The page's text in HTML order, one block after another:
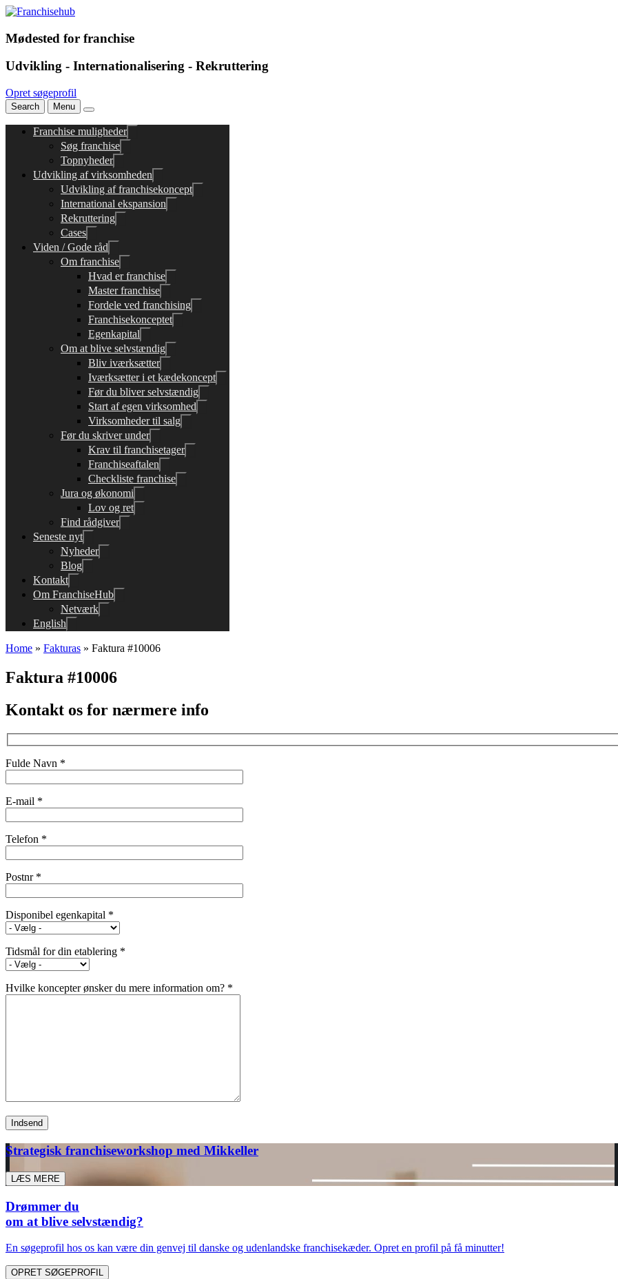
Mødested for franchise
Udvikling - Internationalisering - Rekruttering
Opret søgeprofil
Search Menu
Franchise muligheder
Søg franchise
Topnyheder
Udvikling af virksomheden
Udvikling af franchisekoncept
International ekspansion
Rekruttering
Cases
Viden / Gode råd
Om franchise
Hvad er franchise
Master franchise
Fordele ved franchising
Franchisekonceptet
Egenkapital
Om at blive selvstændig
Bliv iværksætter
Iværksætter i et kædekoncept
Før du bliver selvstændig
Start af egen virksomhed
Virksomheder til salg
Før du skriver under
Krav til franchisetager
Franchiseaftalen
Checkliste franchise
Jura og økonomi
Lov og ret
Find rådgiver
Seneste nyt
Nyheder
Blog
Kontakt
Om FranchiseHub
Netværk
English
Home » Fakturas » Faktura #10006
Faktura #10006
Kontakt os for nærmere info
Fulde Navn *
E-mail *
Telefon *
Postnr *
Disponibel egenkapital *
Tidsmål for din etablering *
Hvilke koncepter ønsker du mere information om? *
Strategisk franchiseworkshop med Mikkeller
LÆS MERE
Drømmer du
om at blive selvstændig?
En søgeprofil hos os kan være din genvej til danske og udenlandske franchisekæder. Opret en profil på få minutter!
OPRET SØGEPROFIL